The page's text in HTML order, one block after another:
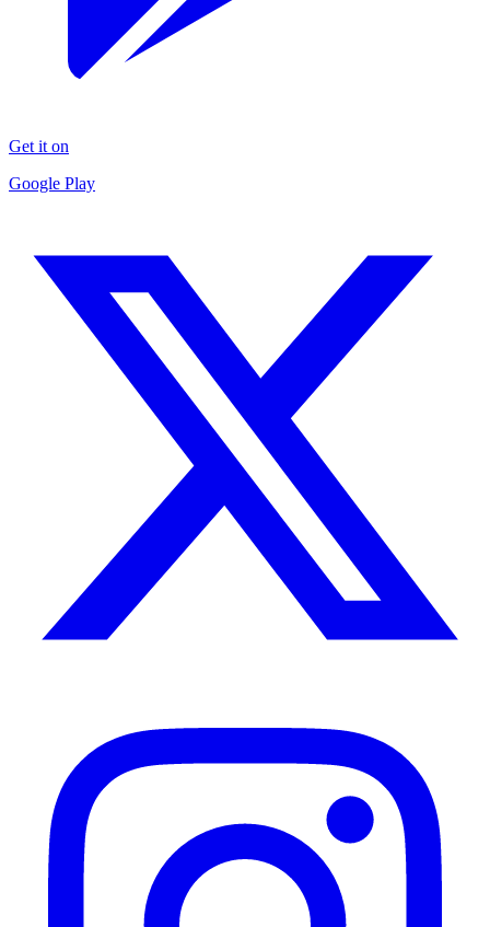
Get it on
Google Play